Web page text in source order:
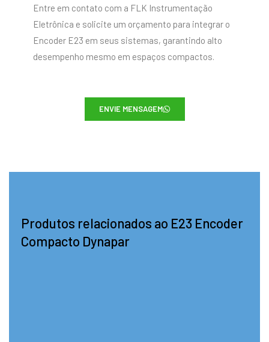
Entre em contato com a FLK Instrumentação
Eletrônica e solicite um orçamento para integrar o
Encoder E23 em seus sistemas, garantindo alto
desempenho mesmo em espaços compactos.
ENVIE MENSAGEM
Produtos relacionados ao E23 Encoder
Compacto Dynapar